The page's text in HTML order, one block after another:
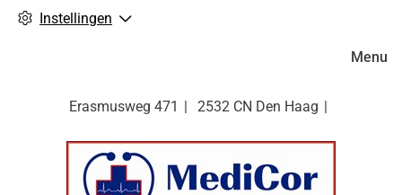
Instellingen
Erasmusweg 471 2532 CN Den Haag
Menu